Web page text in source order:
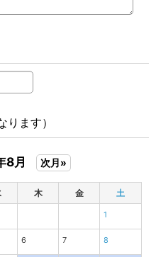
ます）
8月 次月»
木 金 土
1
6 7 8